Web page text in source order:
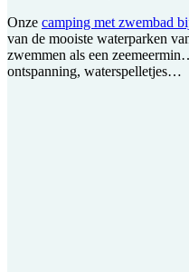
Onze camping met zwembad
van de mooiste waterparken
zwemmen als een
ontspanning, waterspelletjes…